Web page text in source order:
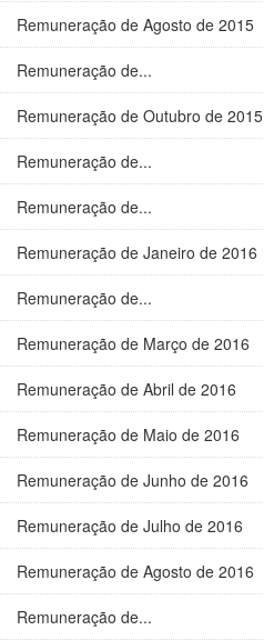
Remuneração de Agosto de 2015
Remuneração de...
Remuneração de Outubro de 2015
Remuneração de...
Remuneração de...
Remuneração de Janeiro de 2016
Remuneração de...
Remuneração de Março de 2016
Remuneração de Abril de 2016
Remuneração de Maio de 2016
Remuneração de Junho de 2016
Remuneração de Julho de 2016
Remuneração de Agosto de 2016
Remuneração de...